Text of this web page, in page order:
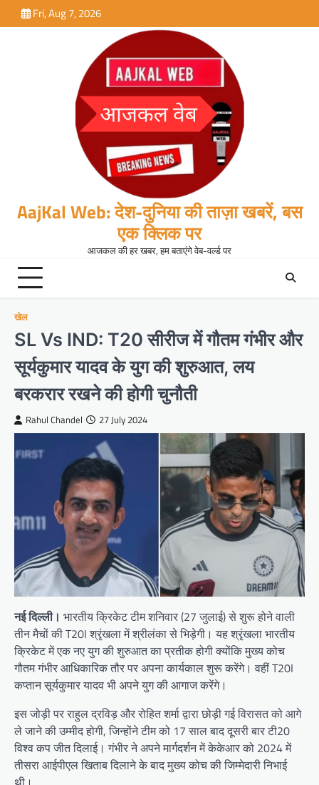
to
Fri, Aug 7, 2026
AajKal Web: देश-दुनिया की ताज़ा खबरें, बस
एक क्लिक पर
आजकल की हर खबर, हम बताएंगे वेब-वर्ल्ड पर
खेल
SL Vs IND: T20 सीरीज में गौतम गंभीर और
सूर्यकुमार यादव के युग की शुरुआत, लय
बरकरार रखने की होगी चुनौती
Rahul Chandel 27 July 2024
नई दिल्ली। भारतीय क्रिकेट टीम शनिवार (27 जुलाई) से शुरू होने वाली
तीन मैचों की T20I श्रृंखला में श्रीलंका से भिड़ेगी। यह श्रृंखला भारतीय
क्रिकेट में एक नए युग की शुरुआत का प्रतीक होगी क्योंकि मुख्य कोच
गौतम गंभीर आधिकारिक तौर पर अपना कार्यकाल शुरू करेंगे। वहीं T20I
कप्तान सूर्यकुमार यादव भी अपने युग की आगाज करेंगे।
इस जोड़ी पर राहुल द्रविड़ और रोहित शर्मा द्वारा छोड़ी गई विरासत को आगे
ले जाने की उम्मीद होगी, जिन्होंने टीम को 17 साल बाद दूसरी बार टी20
विश्व कप जीत दिलाई। गंभीर ने अपने मार्गदर्शन में केकेआर को 2024 में
तीसरा आईपीएल खिताब दिलाने के बाद मुख्य कोच की जिम्मेदारी निभाई